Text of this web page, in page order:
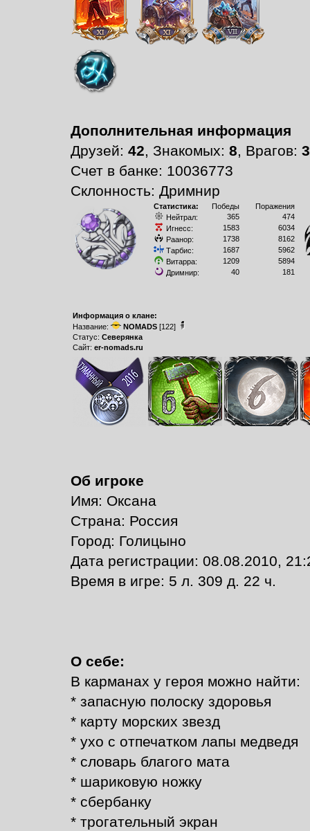
Дополнительная информация
Друзей: 42, Знакомых: 8, Врагов: 3
Счет в банке: 10036773
Склонность: Дримнир
Статистика: Победы
Поражения
Нейтрал:
365
474
Игнесс:
1583
6034
Раанор:
1738
8162
Тарбис:
1687
5962
Витарра:
1209
5894
Дримнир:
40 181
Информация о клане:
Название:
NOMADS[122]
Статус: Северянка
Сайт: er-nomads.ru
Об игроке
Имя: Оксана
Страна: Россия
Город: Голицыно
Дата регистрации: 08.08.2010,
Время в игре: 5 л. 309 д. 22 ч.
О себе:
В карманах у героя можно найти:
* запасную полоску здоровья
* карту морских звезд
* ухо с отпечатком лапы медведя
* словарь благого мата
* шариковую ножку
* сбербанку
* трогательный экран